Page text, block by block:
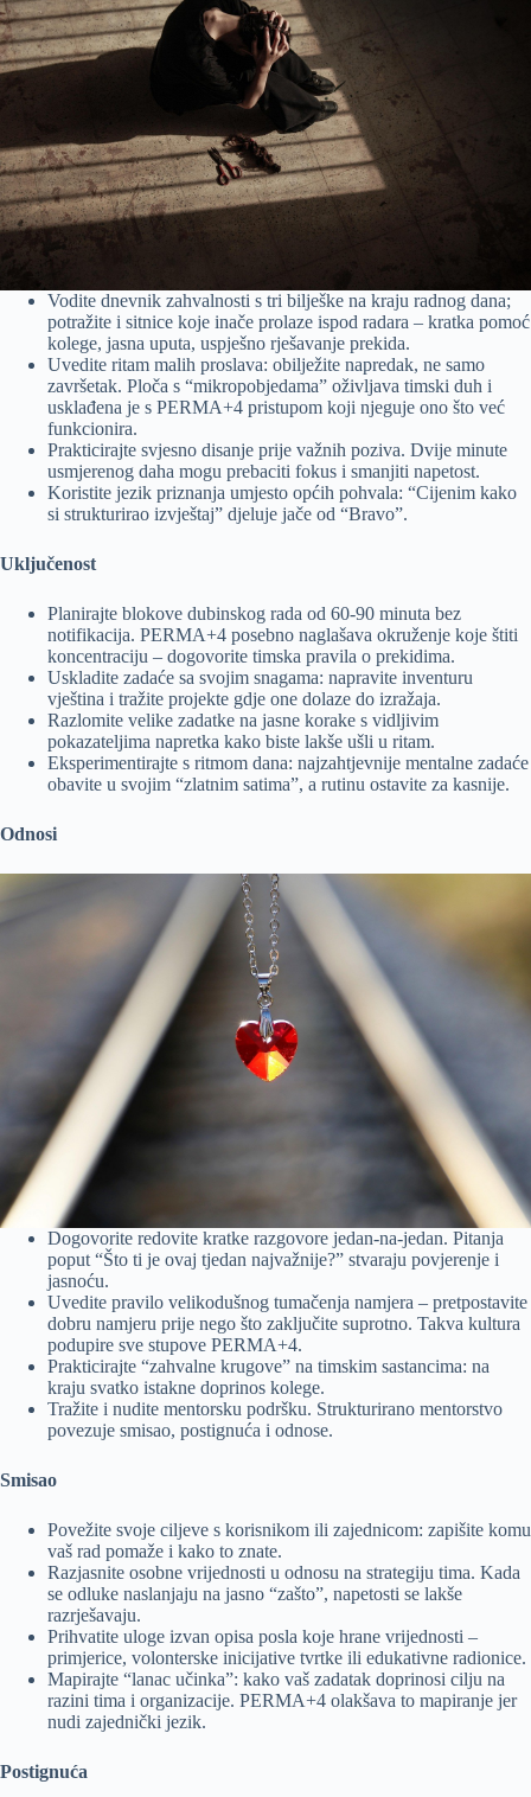
Vodite dnevnik zahvalnosti s tri bilješke na kraju radnog dana;
potražite i sitnice koje inače prolaze ispod radara – kratka pomoć
kolege, jasna uputa, uspješno rješavanje prekida.
Uvedite ritam malih proslava: obilježite napredak, ne samo
završetak. Ploča s “mikropobjedama” oživljava timski duh i
usklađena je s PERMA+4 pristupom koji njeguje ono što već
funkcionira.
Prakticirajte svjesno disanje prije važnih poziva. Dvije minute
usmjerenog daha mogu prebaciti fokus i smanjiti napetost.
Koristite jezik priznanja umjesto općih pohvala: “Cijenim kako
si strukturirao izvještaj” djeluje jače od “Bravo”.
Uključenost
Planirajte blokove dubinskog rada od 60-90 minuta bez
notifikacija. PERMA+4 posebno naglašava okruženje koje štiti
koncentraciju – dogovorite timska pravila o prekidima.
Uskladite zadaće sa svojim snagama: napravite inventuru
vještina i tražite projekte gdje one dolaze do izražaja.
Razlomite velike zadatke na jasne korake s vidljivim
pokazateljima napretka kako biste lakše ušli u ritam.
Eksperimentirajte s ritmom dana: najzahtjevnije mentalne zadaće
obavite u svojim “zlatnim satima”, a rutinu ostavite za kasnije.
Odnosi
Dogovorite redovite kratke razgovore jedan-na-jedan. Pitanja
poput “Što ti je ovaj tjedan najvažnije?” stvaraju povjerenje i
jasnoću.
Uvedite pravilo velikodušnog tumačenja namjera – pretpostavite
dobru namjeru prije nego što zaključite suprotno. Takva kultura
podupire sve stupove PERMA+4.
Prakticirajte “zahvalne krugove” na timskim sastancima: na
kraju svatko istakne doprinos kolege.
Tražite i nudite mentorsku podršku. Strukturirano mentorstvo
povezuje smisao, postignuća i odnose.
Smisao
Povežite svoje ciljeve s korisnikom ili zajednicom: zapišite komu
vaš rad pomaže i kako to znate.
Razjasnite osobne vrijednosti u odnosu na strategiju tima. Kada
se odluke naslanjaju na jasno “zašto”, napetosti se lakše
razrješavaju.
Prihvatite uloge izvan opisa posla koje hrane vrijednosti –
primjerice, volonterske inicijative tvrtke ili edukativne radionice.
Mapirajte “lanac učinka”: kako vaš zadatak doprinosi cilju na
razini tima i organizacije. PERMA+4 olakšava to mapiranje jer
nudi zajednički jezik.
Postignuća